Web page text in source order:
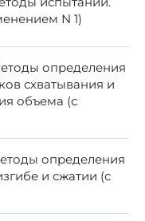
N 1)
определения
схватывания и
объема (с
определения
и сжатии (с